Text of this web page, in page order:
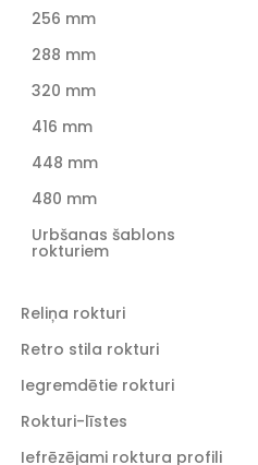
256 mm
288 mm
320 mm
416 mm
448 mm
480 mm
Urbšanas šablons
rokturiem
Reliņa rokturi
Retro stila rokturi
Iegremdētie rokturi
Rokturi-līstes
Iefrēzējami roktura profili